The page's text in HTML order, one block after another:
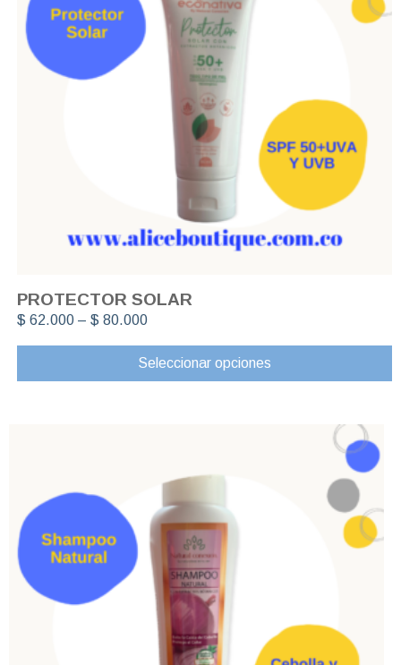
PROTECTOR SOLAR
$ 62.000– $ 80.000
Seleccionar opciones